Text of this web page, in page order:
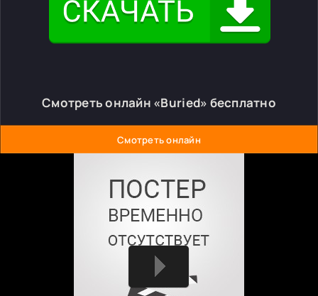
Смотреть онлайн «Buried» бесплатно
Смотреть онлайн